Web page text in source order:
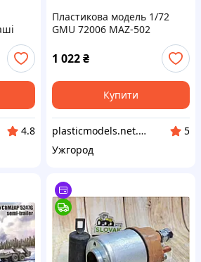
4.8
Пластикова модель 1/72
GMU 72006 MAZ-502
автомобіль МАЗ-502
1 022₴
Купити
plasticmodels.net.ua
5
Ужгород